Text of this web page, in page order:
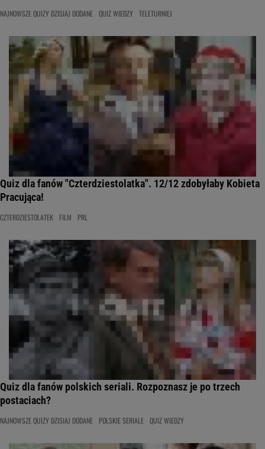
NAJNOWSZE QUIZY DZISIAJ DODANE QUIZ WIEDZY TELETURNIEJ
Quiz dla fanów "Czterdziestolatka". 12/12 zdobyłaby Kobieta
Pracująca!
CZTERDZIESTOLATEK FILM PRL
Quiz dla fanów polskich seriali. Rozpoznasz je po trzech
postaciach?
NAJNOWSZE QUIZY DZISIAJ DODANE POLSKIE SERIALE QUIZ WIEDZY